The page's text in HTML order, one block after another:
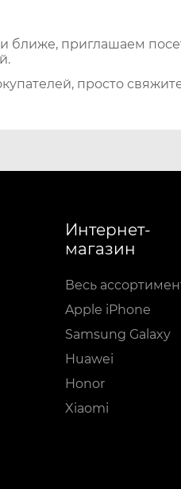
ближе, приглашаем
просто
Интернет-
магазин
Весь
Apple iPhone
Samsung Galaxy
Huawei
Honor
Xiaomi